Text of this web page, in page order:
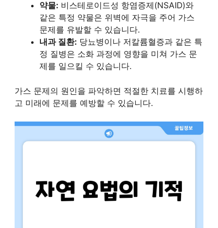
약물: 비스테로이드성 항염증제(NSAID)와
같은 특정 약물은 위벽에 자극을 주어 가스
문제를 유발할 수 있습니다.
내과 질환: 당뇨병이나 저칼륨혈증과 같은 특
정 질병은 소화 과정에 영향을 미쳐 가스 문
제를 일으킬 수 있습니다.
가스 문제의 원인을 파악하면 적절한 치료를 시행하
고 미래에 문제를 예방할 수 있습니다.